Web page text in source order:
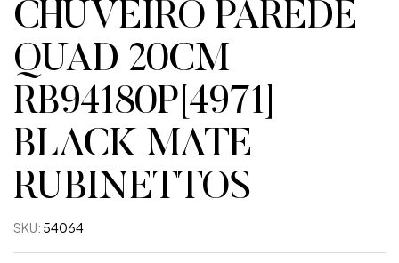
CHUVEIRO PAREDE
QUAD 20CM
RB94180P[4971]
BLACK MATE
RUBINETTOS
SKU: 54064